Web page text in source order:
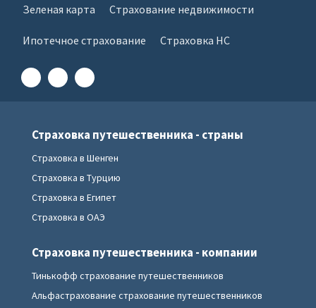
Зеленая карта Страхование недвижимости
Ипотечное страхование Страховка НС
Страховка путешественника - страны
Страховка в Шенген
Страховка в Турцию
Страховка в Египет
Страховка в ОАЭ
Страховка путешественника - компании
Тинькофф страхование путешественников
Альфастрахование страхование путешественников